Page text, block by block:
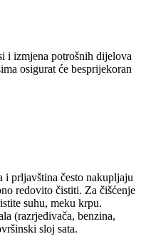
i izmjena potrošnih dijelova
osigurat će besprijekoran
i prljavština često nakupljaju
redovito čistiti. Za čišćenje
suhu, meku krpu.
(razrjeđivača, benzina,
sloj sata.